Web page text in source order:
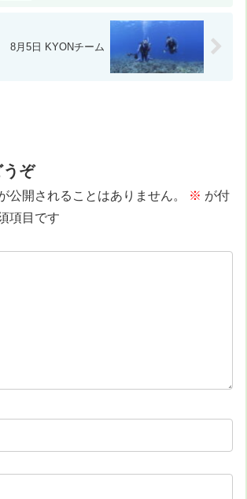
8月5日 KYONチーム
うぞ
公開されることはありません。 ※ が付
項目です